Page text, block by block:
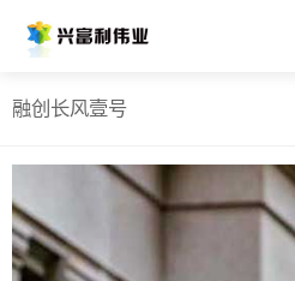
融创长风壹号